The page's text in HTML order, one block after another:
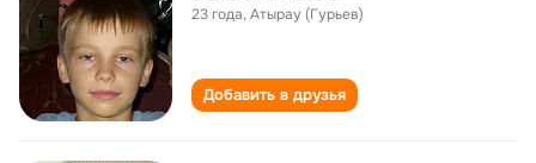
23 года,Атырау (Гурьев)
Добавить в друзья